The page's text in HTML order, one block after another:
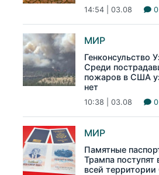
14:54 | 03.08 0
МИР
Генконсульство
Среди
пожаров в США
нет
10:38 | 03.08 0
МИР
Памятные
Трампа поступят
всей